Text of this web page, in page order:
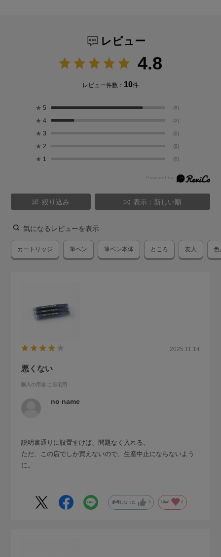
レビュー
4.8
レビュー件数： 10件
★ 5 (8)
★ 4 (2)
★ 3 (0)
★ 2 (0)
★ 1 (0)
絞り込み 表示：新しい順
気になるレビューを表示
カートリッジ 筆ペン 筆ペン本体 ところ 友人 色
2025.11.14
悪くない
購入の用途:ご自宅用
no name
説明書通りに設置すけば、問題なく入れる。
ただ、この店でしか買えないので、生産中止にならないよう
に。
参考になった 0 Like! 0